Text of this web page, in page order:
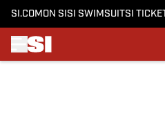
SI.COM ON SI SI SWIMSUITSI